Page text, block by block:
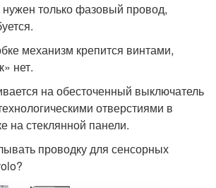
только фазовый провод,
механизм крепится винтами,
нет.
на обесточенный выключатель
отверстиями в
на стеклянной панели.
проводку для сенсорных